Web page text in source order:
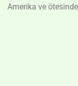
Amerika ve